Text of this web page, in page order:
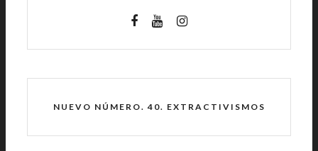
NUEVO NÚMERO. 40. EXTRACTIVISMOS